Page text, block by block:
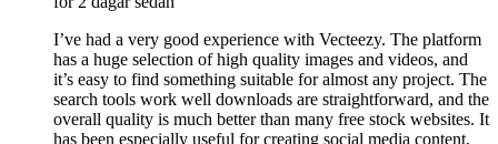
I’ve had a very good experience with Vecteezy. The platform
has a huge selection of high quality images and videos, and
it’s easy to find something suitable for almost any project. The
search tools work well downloads are straightforward, and the
overall quality is much better than many free stock websites. It
has been especially useful for creating social media content,